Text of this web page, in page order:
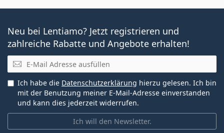
Neu bei Lentiamo? Jetzt registrieren und
zahlreiche Rabatte und Angebote erhalten!
E-Mail
Ich will den Newsletter.
Ich habe die Datenschutzerklärung hierzu gelesen. Ich bin
mit der Benutzung meiner E-Mail-Adresse einverstanden
und kann dies jederzeit widerrufen.